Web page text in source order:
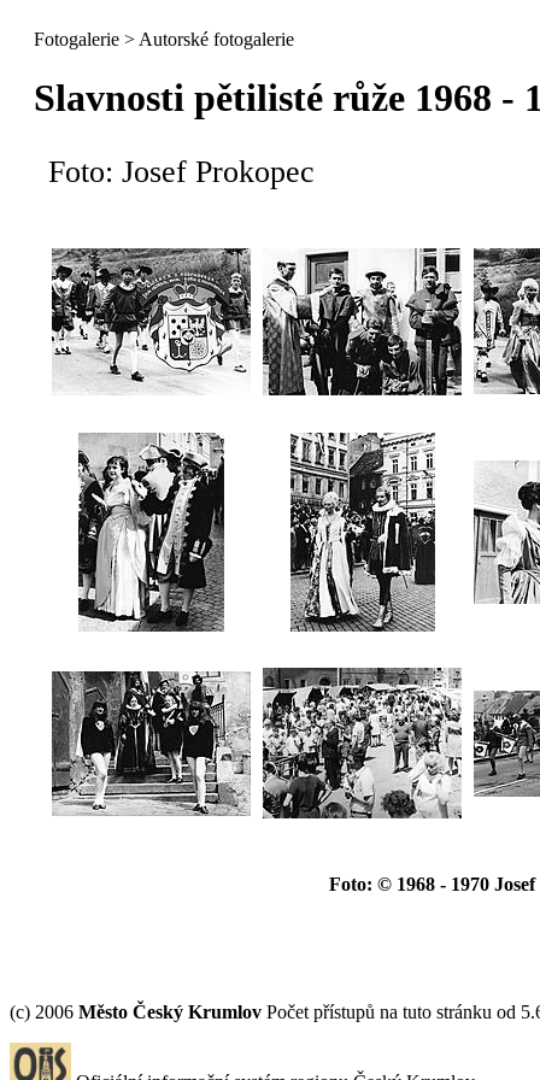
Fotogalerie > Autorské fotogalerie
Slavnosti pětilisté růže 1968 -
Foto: Josef Prokopec
Foto: © 1968 - 1970
(c) 2006 Město Český Krumlov Počet přístupů na tuto stránku od